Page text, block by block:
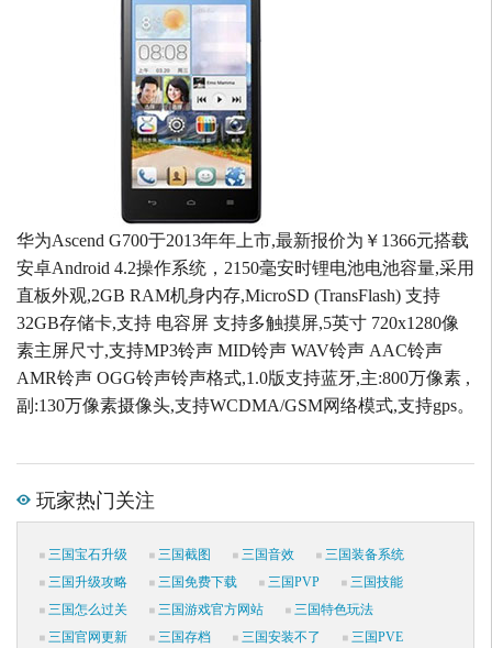
华为Ascend G700于2013年年上市,最新报价为￥1366元搭载
安卓Android 4.2操作系统，2150毫安时锂电池电池容量,采用
直板外观,2GB RAM机身内存,MicroSD (TransFlash) 支持
32GB存储卡,支持 电容屏 支持多触摸屏,5英寸 720x1280像
素主屏尺寸,支持MP3铃声 MID铃声 WAV铃声 AAC铃声
AMR铃声 OGG铃声铃声格式,1.0版支持蓝牙,主:800万像素 ,
副:130万像素摄像头,支持WCDMA/GSM网络模式,支持gps。
玩家热门关注
三国宝石升级 三国截图 三国音效
三国装备系统
三国升级攻略
三国免费下载 三国PVP
三国技能
三国怎么过关
三国游戏官方网站
三国特色玩法
三国官网更新
三国存档 三国安装不了 三国PVE